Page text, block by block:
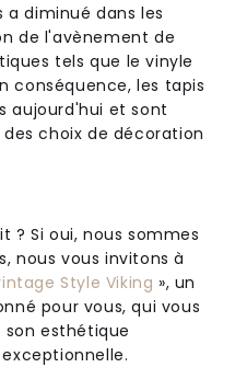
diminué dans les
de l'avènement de
tels que le vinyle
conséquence, les tapis
aujourd'hui et sont
choix de décoration
? Si oui, nous sommes
nous vous invitons à
Style Viking », un
pour vous, qui vous
son esthétique